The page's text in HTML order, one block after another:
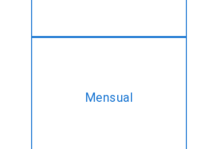
Mensual
App servicio de desarrollo, en